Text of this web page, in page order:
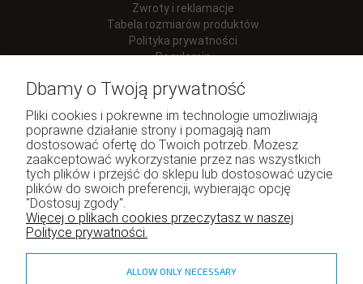
Zwroty i reklamacje
Tabela rozmiarów produktów
Polityka prywatności
Regulamin
Moje konto
Twoje zamówienia
Program lojalnościowy
Dbamy o Twoją prywatność
Pliki cookies i pokrewne im technologie umożliwiają
poprawne działanie strony i pomagają nam
dostosować ofertę do Twoich potrzeb. Możesz
zaakceptować wykorzystanie przez nas wszystkich
tych plików i przejść do sklepu lub dostosować użycie
plików do swoich preferencji, wybierając opcję
"Dostosuj zgody".
Więcej o plikach cookies przeczytasz w naszej
Polityce prywatności.
ALLOW ONLY NECESSARY